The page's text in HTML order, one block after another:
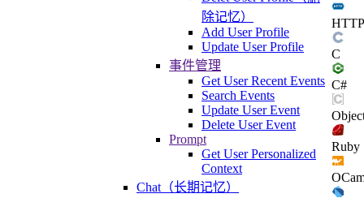
除记忆）
Add User Profile
Update User Profile
事件管理
Get User Recent Events
Search Events
Update User Event
Delete User Event
Prompt
Get User Personalized
Context
Chat（长期记忆）
HTTP
C
C#
Ruby